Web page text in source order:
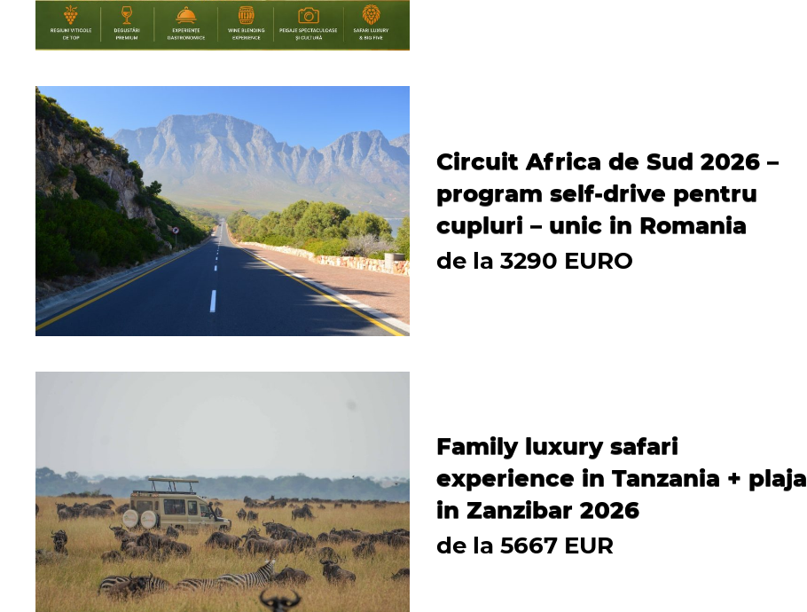
Circuit Africa de Sud 2026 –
program self-drive pentru
cupluri – unic in Romania
de la 3290 EURO
Family luxury safari
experience in Tanzania + plaja
in Zanzibar 2026
de la 5667 EUR